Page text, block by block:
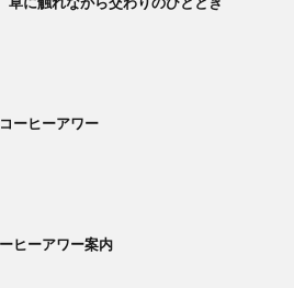
ーヒーアワー
ヒーアワー案内